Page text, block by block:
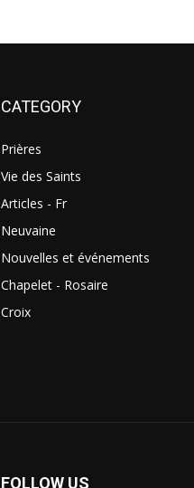
CATEGORY
Prières
Vie des Saints
Articles - Fr
Neuvaine
Nouvelles et événements
Chapelet - Rosaire
Croix
FOLLOW US